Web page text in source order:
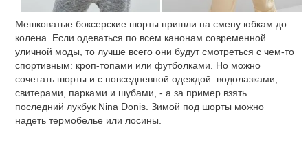
Мешковатые боксерские шорты пришли на смену юбкам до
колена. Если одеваться по всем канонам современной
уличной моды, то лучше всего они будут смотреться с чем-то
спортивным: кроп-топами или футболками. Но можно
сочетать шорты и с повседневной одеждой: водолазками,
свитерами, парками и шубами, - а за пример взять
последний лукбук Nina Donis. Зимой под шорты можно
надеть термобелье или лосины.